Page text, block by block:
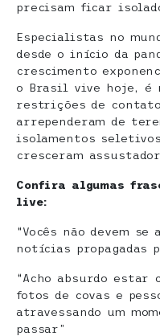
precisam ficar
Especialistas no
desde o início da
crescimento
o Brasil vive hoje, é
restrições de
arrependeram de
isolamentos
cresceram
Confira algumas
live:
“Vocês não devem
notícias propagadas
“Acho absurdo estar
fotos de covas e
atravessando um
passar”